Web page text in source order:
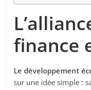
finance
Le développement
sur une idée simple :